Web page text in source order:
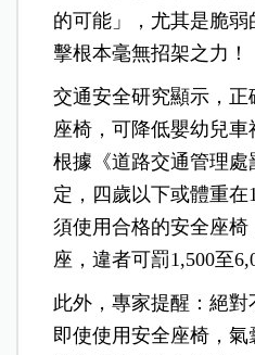
的可能」，尤其是脆
擊根本毫無招架之力！
交通安全研究顯示，
座椅，可降低嬰幼兒車
根據《道路交通管理處
定，四歲以下或體重
須使用合格的安全座
座，違者可罰1,500至
此外，專家提醒：絕對
即使使用安全座椅，